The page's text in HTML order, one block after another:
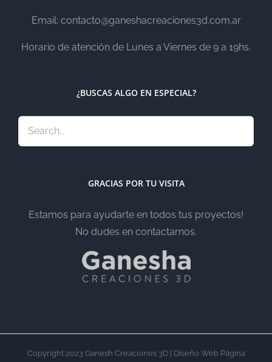
Email: contacto@ganeshacreaciones3d.com.ar
Horario de atención de Lunes a Viernes de 9 a 19hs.
¿BUSCAS ALGO EN ESPECIAL?
GRACIAS POR TU VISITA
Estamos para ayudarte en todos tus proyectos!
No dudes en contactarnos.
Copyright 2023 Ganesh Creaciones 3D | Diseño Web Página